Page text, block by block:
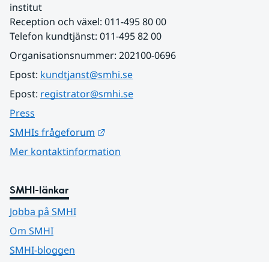
institut
Reception och växel: 011-495 80 00
Telefon kundtjänst: 011-495 82 00
Organisationsnummer: 202100-0696
Epost: kundtjanst@smhi.se
Epost: registrator@smhi.se
Press
SMHIs frågeforum
Mer kontaktinformation
SMHI-länkar
Jobba på SMHI
Om SMHI
SMHI-bloggen